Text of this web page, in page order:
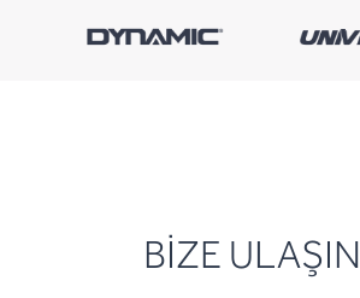
BİZE ULAŞIN